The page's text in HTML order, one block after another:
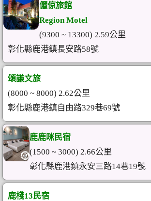
儷倞旅館
Region Motel
(9300 ~ 13300) 2.59公里
彰化縣鹿港鎮長安路58號
頌謙文旅
(8000 ~ 8000) 2.62公里
彰化縣鹿港鎮自由路329巷69號
鹿鹿咪民宿
(1500 ~ 3000) 2.66公里
彰化縣鹿港鎮永安三路14巷19號
鹿棧13民宿